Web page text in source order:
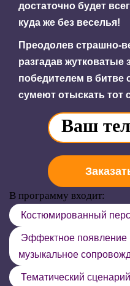
достаточно будет
куда же без веселья!
Преодолев страшно-
разгадав жутковатые
победителем в битве
сумеют отыскать
В программу входит:
Костюмированный
Эффектное появление
музыкальное
Тематический сценарий